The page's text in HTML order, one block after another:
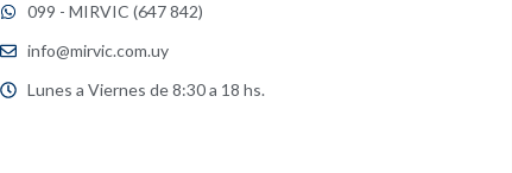
099 - MIRVIC (647 842)
info@mirvic.com.uy
Lunes a Viernes de 8:30 a 18 hs.